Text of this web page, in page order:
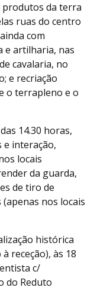
produtos da terra
ruas do centro
com
e artilharia, nas
cavalaria, no
e recriação
o terrapleno e o
14.30 horas,
e interação,
locais
da guarda,
de tiro de
nos locais
histórica
receção), às 18
c/
do Reduto